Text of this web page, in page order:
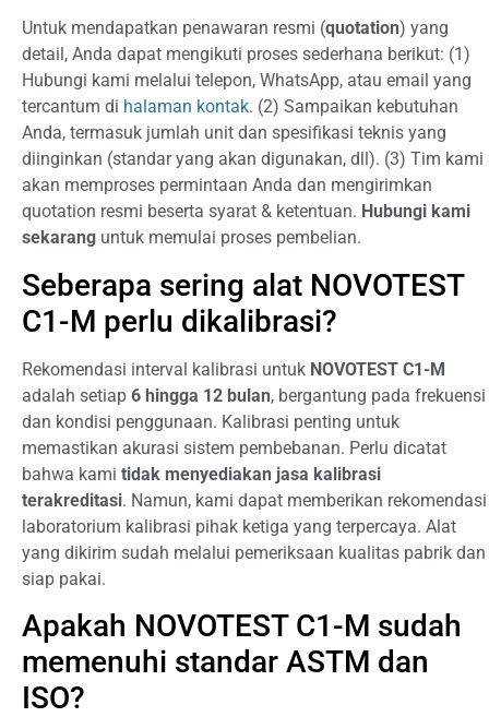
Untuk mendapatkan penawaran resmi (quotation) yang
detail, Anda dapat mengikuti proses sederhana berikut: (1)
Hubungi kami melalui telepon, WhatsApp, atau email yang
tercantum di halaman kontak. (2) Sampaikan kebutuhan
Anda, termasuk jumlah unit dan spesifikasi teknis yang
diinginkan (standar yang akan digunakan, dll). (3) Tim kami
akan memproses permintaan Anda dan mengirimkan
quotation resmi beserta syarat & ketentuan. Hubungi kami
sekarang untuk memulai proses pembelian.
Seberapa sering alat NOVOTEST
C1-M perlu dikalibrasi?
Rekomendasi interval kalibrasi untuk NOVOTEST C1-M
adalah setiap 6 hingga 12 bulan, bergantung pada frekuensi
dan kondisi penggunaan. Kalibrasi penting untuk
memastikan akurasi sistem pembebanan. Perlu dicatat
bahwa kami tidak menyediakan jasa kalibrasi
terakreditasi. Namun, kami dapat memberikan rekomendasi
laboratorium kalibrasi pihak ketiga yang terpercaya. Alat
yang dikirim sudah melalui pemeriksaan kualitas pabrik dan
siap pakai.
Apakah NOVOTEST C1-M sudah
memenuhi standar ASTM dan
ISO?